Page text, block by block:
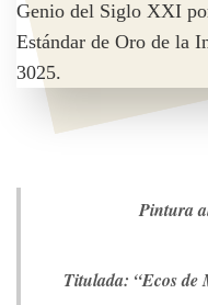
Pintura
Titulada: “Ecos de